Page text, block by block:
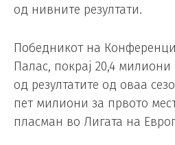
од нивните резултати.
Победникот на
Палас, покрај 20,4
од резултатите од оваа
пет милиони за првото
пласман во Лигата на